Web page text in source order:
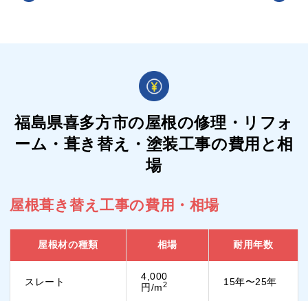
福島県喜多方市の屋根の修理・リフォ
ーム・葺き替え・塗装工事の費用と相
場
屋根葺き替え工事の費用・相場
屋根材の種類 相場 耐用年数
スレート
4,000
円/m2 15年〜25年